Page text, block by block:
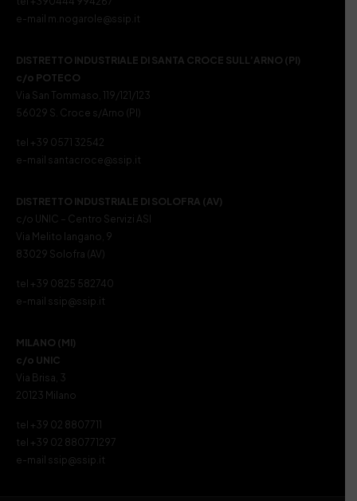
e-mail m.nogarole@ssip.it
DISTRETTO INDUSTRIALE DI SANTA CROCE SULL’ARNO (PI)
c/o POTECO
Via San Tommaso, 119/121/123
56029 S. Croce s/Arno (PI)
tel +39 0571 32542
e-mail santacroce@ssip.it
DISTRETTO INDUSTRIALE DI SOLOFRA (AV)
c/o UNIC – Centro Servizi ASI
Via Melito Iangano, 9
83029 Solofra (AV)
tel +39 0825 582740
e-mail ssip@ssip.it
MILANO (MI)
c/o UNIC
Via Brisa, 3
20123 Milano
tel +39 02 8807711
tel +39 02 880771297
e-mail ssip@ssip.it